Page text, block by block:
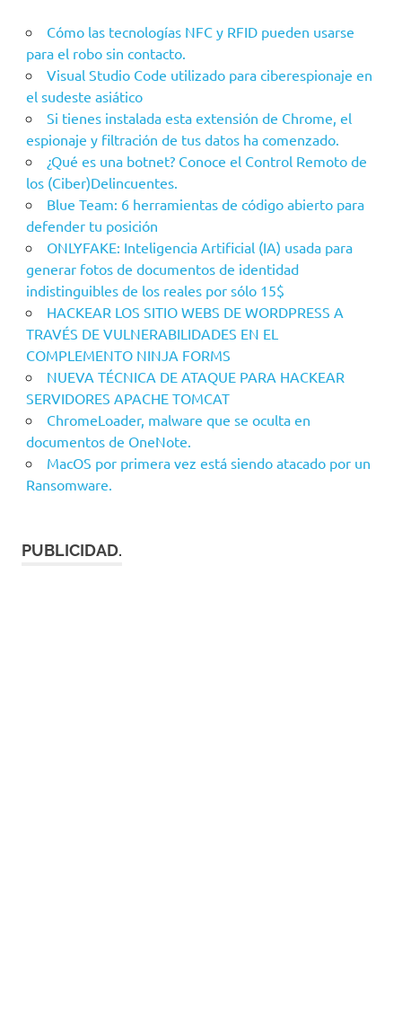
Cómo las tecnologías NFC y RFID pueden usarse
para el robo sin contacto.
Visual Studio Code utilizado para ciberespionaje en
el sudeste asiático
Si tienes instalada esta extensión de Chrome, el
espionaje y filtración de tus datos ha comenzado.
¿Qué es una botnet? Conoce el Control Remoto de
los (Ciber)Delincuentes.
Blue Team: 6 herramientas de código abierto para
defender tu posición
ONLYFAKE: Inteligencia Artificial (IA) usada para
generar fotos de documentos de identidad
indistinguibles de los reales por sólo 15$
HACKEAR LOS SITIO WEBS DE WORDPRESS A
TRAVÉS DE VULNERABILIDADES EN EL
COMPLEMENTO NINJA FORMS
NUEVA TÉCNICA DE ATAQUE PARA HACKEAR
SERVIDORES APACHE TOMCAT
ChromeLoader, malware que se oculta en
documentos de OneNote.
MacOS por primera vez está siendo atacado por un
Ransomware.
PUBLICIDAD.